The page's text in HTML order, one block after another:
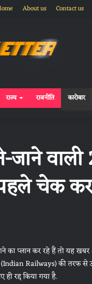
About us Contact us
राज्य राजनीति कारोबार
वाली
चेक
का प्‍लान कर रहे हैं तो यह
Railways) की तरफ से
र‍द्द क‍िया गया है.